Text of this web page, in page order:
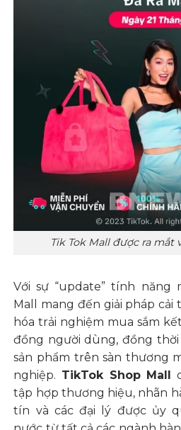
Tik Tok Mall được ra
Với sự “update” tính năng
Mall mang đến giải pháp
hóa trải nghiệm mua sắm
đồng người dùng, đồng
sản phẩm trên sàn thương
nghiệp. TikTok Shop Mall
tập hợp thương hiệu, nhãn
tín và các đại lý được ủy